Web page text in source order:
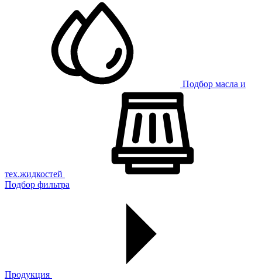
Подбор масла и
тех.жидкостей
Подбор фильтра
Продукция